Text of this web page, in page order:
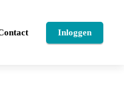
Inloggen